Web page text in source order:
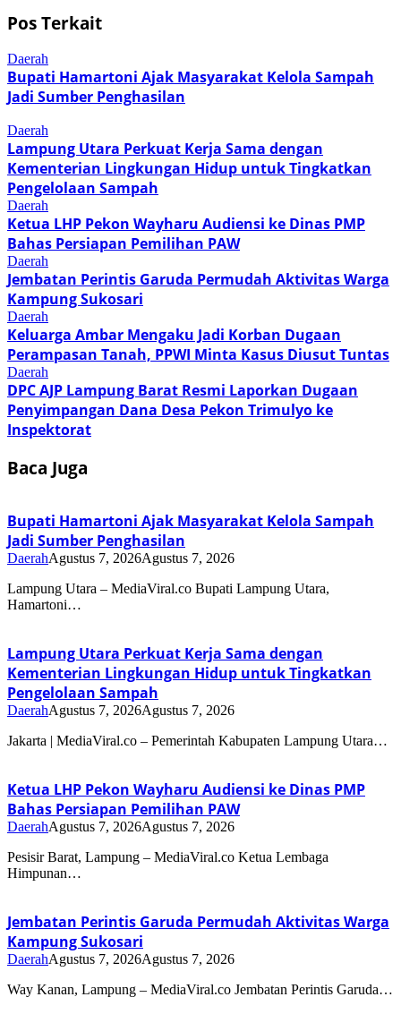
Pos Terkait
Daerah
Bupati Hamartoni Ajak Masyarakat Kelola Sampah
Jadi Sumber Penghasilan
Daerah
Lampung Utara Perkuat Kerja Sama dengan
Kementerian Lingkungan Hidup untuk Tingkatkan
Pengelolaan Sampah
Daerah
Ketua LHP Pekon Wayharu Audiensi ke Dinas PMP
Bahas Persiapan Pemilihan PAW
Daerah
Jembatan Perintis Garuda Permudah Aktivitas Warga
Kampung Sukosari
Daerah
Keluarga Ambar Mengaku Jadi Korban Dugaan
Perampasan Tanah, PPWI Minta Kasus Diusut Tuntas
Daerah
DPC AJP Lampung Barat Resmi Laporkan Dugaan
Penyimpangan Dana Desa Pekon Trimulyo ke
Inspektorat
Baca Juga
Bupati Hamartoni Ajak Masyarakat Kelola Sampah
Jadi Sumber Penghasilan
DaerahAgustus 7, 2026Agustus 7, 2026
Lampung Utara – MediaViral.co Bupati Lampung Utara,
Hamartoni…
Lampung Utara Perkuat Kerja Sama dengan
Kementerian Lingkungan Hidup untuk Tingkatkan
Pengelolaan Sampah
DaerahAgustus 7, 2026Agustus 7, 2026
Jakarta | MediaViral.co – Pemerintah Kabupaten Lampung Utara…
Ketua LHP Pekon Wayharu Audiensi ke Dinas PMP
Bahas Persiapan Pemilihan PAW
DaerahAgustus 7, 2026Agustus 7, 2026
Pesisir Barat, Lampung – MediaViral.co Ketua Lembaga
Himpunan…
Jembatan Perintis Garuda Permudah Aktivitas Warga
Kampung Sukosari
DaerahAgustus 7, 2026Agustus 7, 2026
Way Kanan, Lampung – MediaViral.co Jembatan Perintis Garuda…